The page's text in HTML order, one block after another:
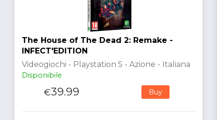
The House of The Dead 2: Remake -
INFECT'EDITION
Videogiochi - Playstation 5 - Azione - Italiana
Disponibile
€39.99 Buy